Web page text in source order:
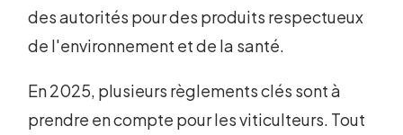
des autorités pour des produits respectueux
de l'environnement et de la santé.
En 2025, plusieurs règlements clés sont à
prendre en compte pour les viticulteurs. Tout